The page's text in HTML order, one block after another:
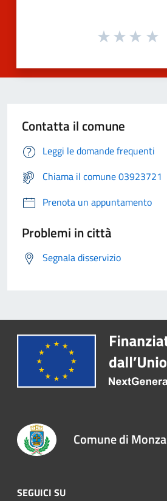
Contatta il comune
Leggi le domande frequenti
Chiama il comune 03923721
Prenota un appuntamento
Problemi in città
Segnala disservizio
Comune di Monza
SEGUICI SU